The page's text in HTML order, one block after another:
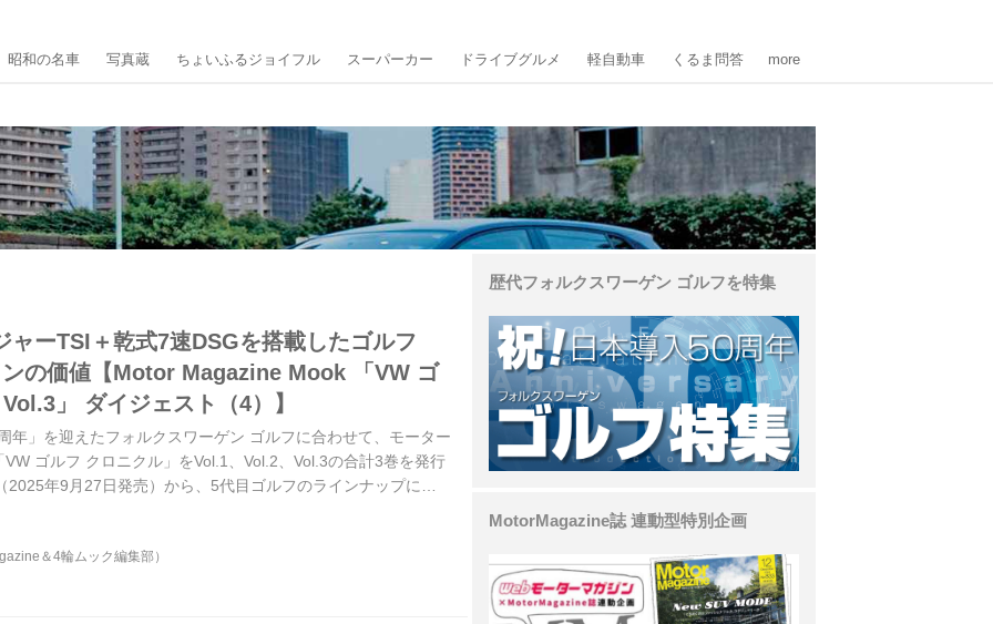
昭和の名車 写真蔵 ちょいふるジョイフル スーパーカー ドライブグルメ 軽自動車 くるま問答 more
ャーTSI＋乾式7速DSGを搭載したゴルフ
の価値【Motor Magazine Mook 「VW ゴ
」 ダイジェスト（4）】
年」を迎えたフォルクスワーゲン ゴルフに合わせて、モーター
ゴルフ クロニクル」をVol.1、Vol.2、Vol.3の合計3巻を発行
2025年9月27日発売）から、5代目ゴルフのラインナップに新
誌2008年8月号初出）
＆4輪ムック編集部）
歴代フォルクスワーゲン ゴルフを特集
MotorMagazine誌 連動型特別企画